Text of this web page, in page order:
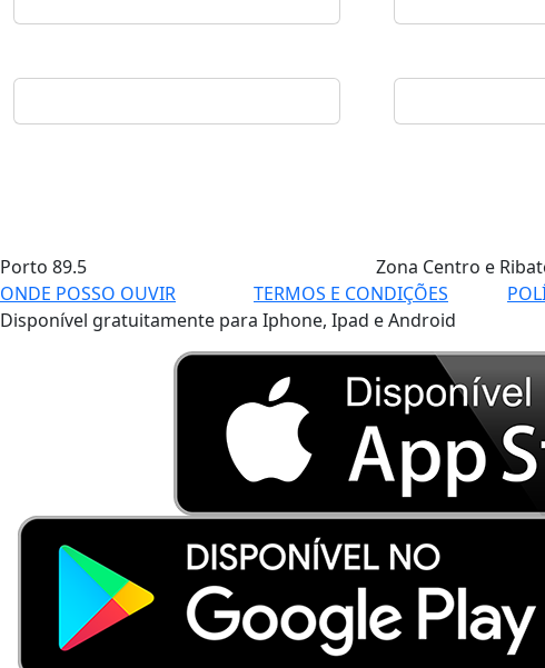
Porto 89.5 Zona Centro e
ONDE POSSO OUVIR
TERMOS E CONDIÇÕES
Disponível gratuitamente para Iphone, Ipad e Android